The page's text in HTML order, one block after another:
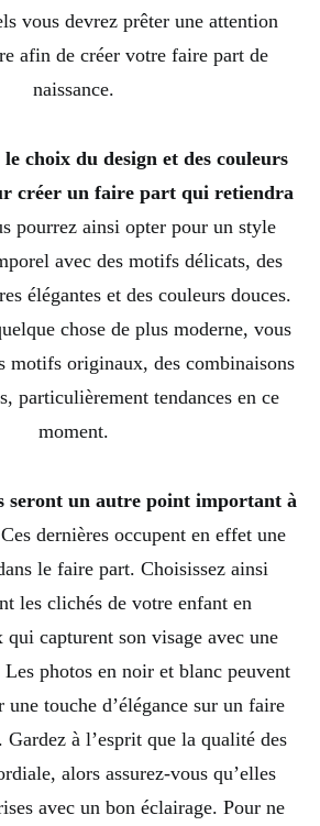
vous devrez prêter une attention
afin de créer votre faire part de
naissance.
le choix du design et des couleurs
créer un faire part qui retiendra
pourrez ainsi opter pour un style
avec des motifs délicats, des
élégantes et des couleurs douces.
chose de plus moderne, vous
motifs originaux, des combinaisons
particulièrement tendances en ce
moment.
seront un autre point important à
dernières occupent en effet une
le faire part. Choisissez ainsi
les clichés de votre enfant en
capturent son visage avec une
Les photos en noir et blanc peuvent
une touche d’élégance sur un faire
Gardez à l’esprit que la qualité des
alors assurez-vous qu’elles
avec un bon éclairage. Pour ne